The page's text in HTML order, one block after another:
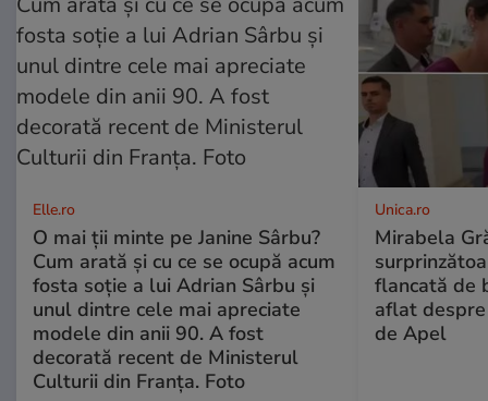
Elle.ro
O mai ții minte pe Janine Sârbu?
Cum arată și cu ce se ocupă acum
fosta soție a lui Adrian Sârbu și
unul dintre cele mai apreciate
modele din anii 90. A fost
decorată recent de Ministerul
Culturii din Franța. Foto
Unica.ro
Mirabela
flancată de
aflat
de Apel